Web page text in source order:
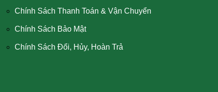
Chính Sách Thanh Toán & Vận Chuyển
Chính Sách Bảo Mật
Chính Sách Đổi, Hủy, Hoàn Trả